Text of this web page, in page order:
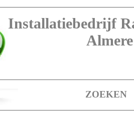
ZOEKEN
Installatiebedrijf
Almere